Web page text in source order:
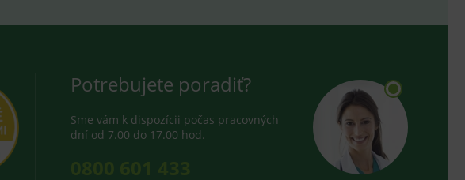
Potrebujete poradiť?
Sme vám k dispozícii počas pracovných
dní od 7.00 do 17.00 hod.